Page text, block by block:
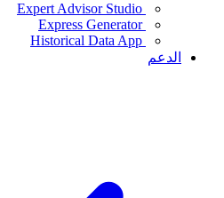
Expert Advisor Studio
Express Generator
Historical Data App
الدعم